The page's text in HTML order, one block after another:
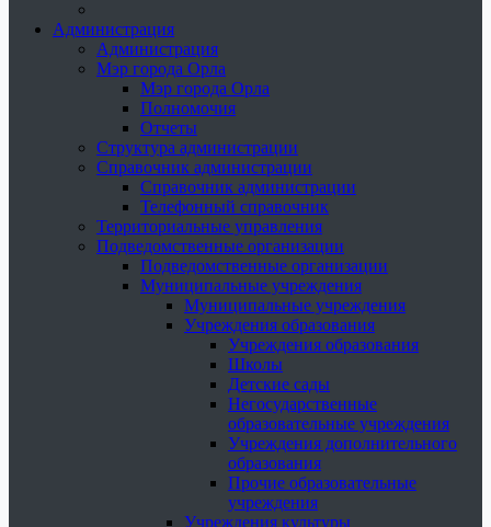
Администрация
Администрация
Мэр города Орла
Мэр города Орла
Полномочия
Отчеты
Структура администрации
Справочник администрации
Справочник администрации
Телефонный справочник
Территориальные управления
Подведомственные организации
Подведомственные организации
Муниципальные учреждения
Муниципальные учреждения
Учреждения образования
Учреждения образования
Школы
Детские сады
Негосударственные
образовательные учреждения
Учреждения дополнительного
образования
Прочие образовательные
учреждения
Учреждения культуры